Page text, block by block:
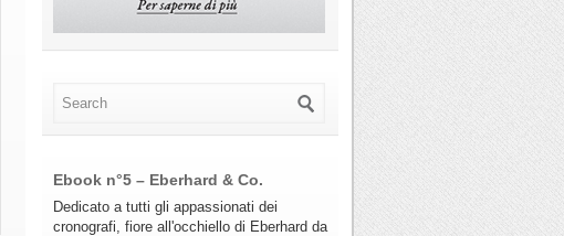
Ebook n°5 – Eberhard & Co.
Dedicato a tutti gli appassionati dei
cronografi, fiore all'occhiello di Eberhard da